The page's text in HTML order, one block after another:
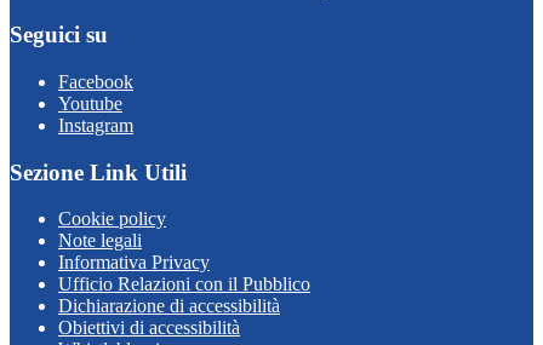
Seguici su
Facebook
Youtube
Instagram
Sezione Link Utili
Cookie policy
Note legali
Informativa Privacy
Ufficio Relazioni con il Pubblico
Dichiarazione di accessibilità
Obiettivi di accessibilità